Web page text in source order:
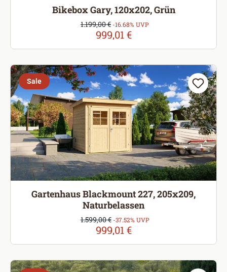
Bikebox Gary, 120x202, Grün
Verkaufspreis:
999,01 €
Regulärer Preis:
1.199,00 € -16.68% UVP
Sale
Gartenhaus Blackmount 227, 205x209,
Naturbelassen
Verkaufspreis:
999,01 €
Regulärer Preis:
1.599,00 € -37.52% UVP